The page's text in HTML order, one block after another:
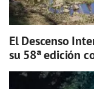
El Descenso
su 58ª edición